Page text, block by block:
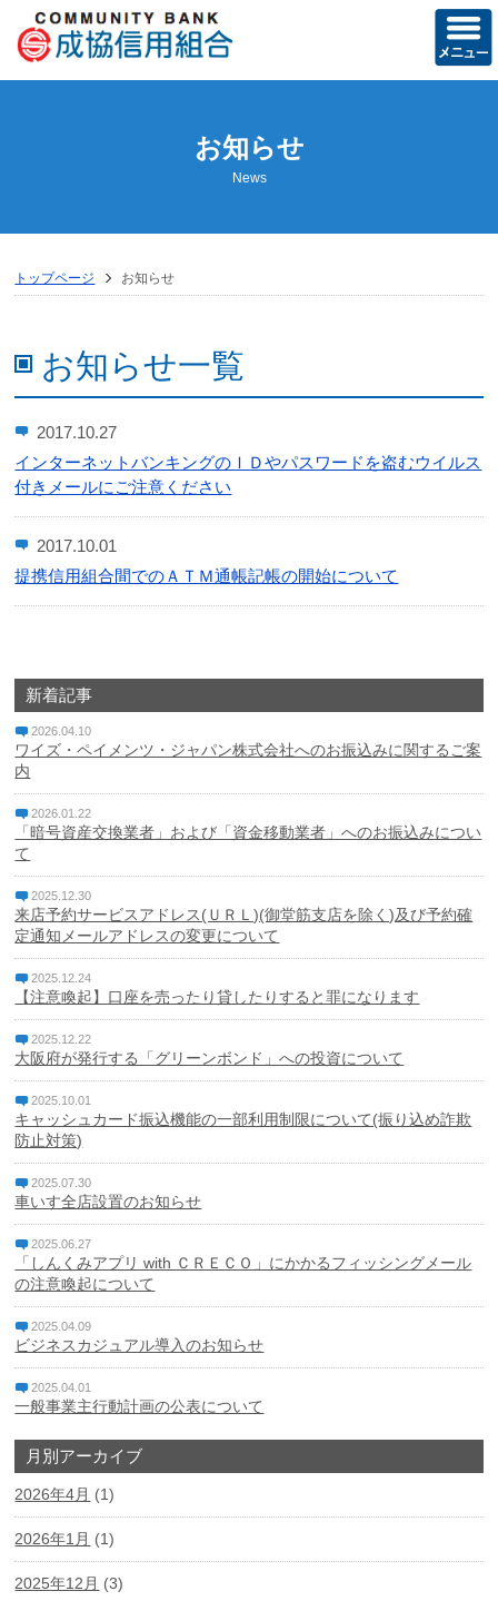
当組合の概要
店舗のご案内
成協友の会活動記録
成協ビジネスバンキングサービス
でんさいネット
ローンシミュレーション
リンク集
金融商品に係る勧誘方針
利益相反管理方針
反社会的勢力に対する基本方針
中小企業者等の金融円滑化基本方針
お知らせ
News
トップページ お知らせ
お知らせ一覧
2017.10.27
インターネットバンキングのＩＤやパスワードを盗むウイルス
付きメールにご注意ください
2017.10.01
提携信用組合間でのＡＴＭ通帳記帳の開始について
新着記事
2026.04.10
ワイズ・ペイメンツ・ジャパン株式会社へのお振込みに関するご案
内
2026.01.22
「暗号資産交換業者」および「資金移動業者」へのお振込みについ
て
2025.12.30
来店予約サービスアドレス(ＵＲＬ)(御堂筋支店を除く)及び予約確
定通知メールアドレスの変更について
2025.12.24
【注意喚起】口座を売ったり貸したりすると罪になります
2025.12.22
大阪府が発行する「グリーンボンド」への投資について
2025.10.01
キャッシュカード振込機能の一部利用制限について(振り込め詐欺
防止対策)
2025.07.30
車いす全店設置のお知らせ
2025.06.27
「しんくみアプリ with ＣＲＥＣＯ」にかかるフィッシングメール
の注意喚起について
2025.04.09
ビジネスカジュアル導入のお知らせ
2025.04.01
一般事業主行動計画の公表について
月別アーカイブ
2026年4月 (1)
2026年1月 (1)
2025年12月 (3)